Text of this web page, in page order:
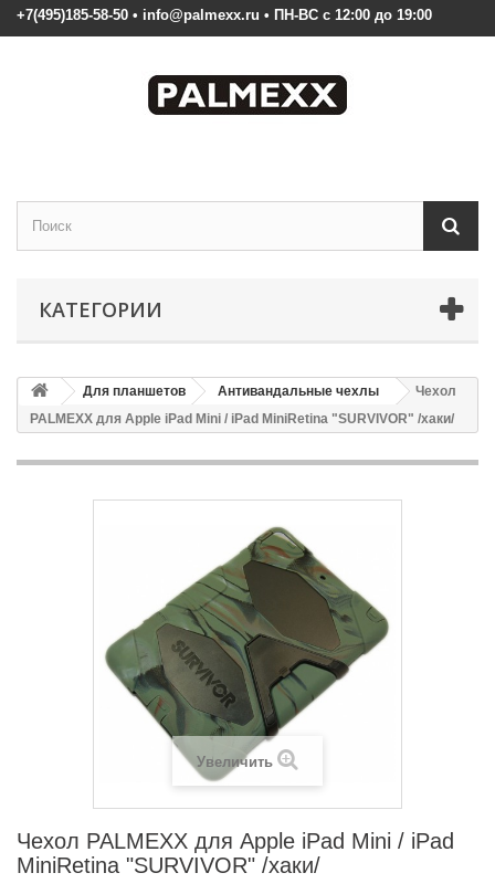
+7(495)185-58-50 • info@palmexx.ru • ПН-ВС с 12:00 до 19:00
КАТЕГОРИИ
Для планшетов Антивандальные чехлы
Чехол
PALMEXX для Apple iPad Mini / iPad MiniRetina "SURVIVOR" /хаки/
Увеличить
Чехол PALMEXX для Apple iPad Mini / iPad
MiniRetina "SURVIVOR" /хаки/